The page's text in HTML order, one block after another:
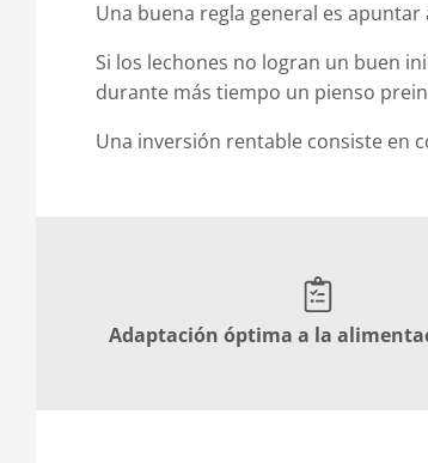
Una buena regla general es
Si los lechones no logran un buen
durante más tiempo un pienso
Una inversión rentable consiste en
Adaptación óptima a la